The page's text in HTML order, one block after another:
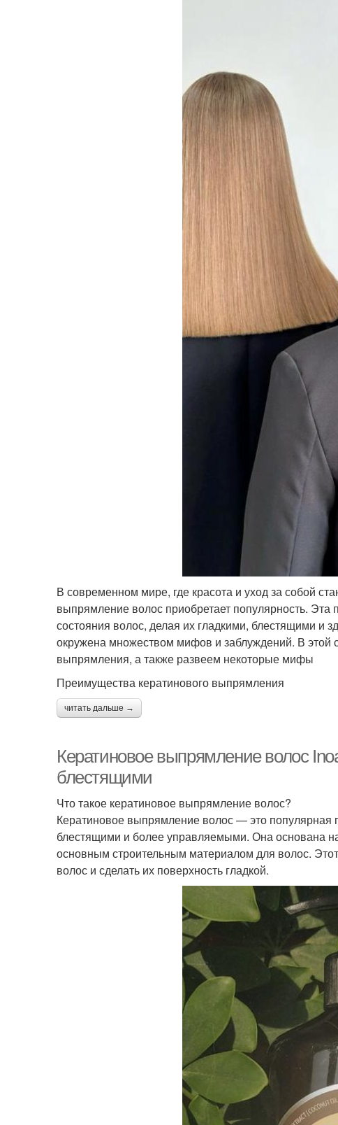
В современном мире, где красота и уход за собой
выпрямление волос приобретает популярность.
состояния волос, делая их гладкими, блестящими и
окружена множеством мифов и заблуждений. В этой
выпрямления, а также развеем некоторые мифы
Преимущества кератинового выпрямления
читать дальше →
Кератиновое выпрямление волос
блестящими
Что такое кератиновое выпрямление волос?
Кератиновое выпрямление волос — это популярная
блестящими и более управляемыми. Она основана
основным строительным материалом для волос.
волос и сделать их поверхность гладкой.